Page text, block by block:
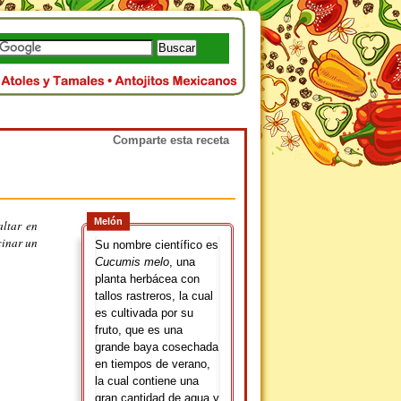
en
un
Melón
Su nombre científico es
Cucumis melo, una
planta herbácea con
tallos rastreros, la cual
es cultivada por su
fruto, que es una
grande baya cosechada
en tiempos de verano,
la cual contiene una
gran cantidad de agua y
Comparte esta receta